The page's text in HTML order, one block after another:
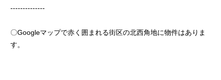
--------------
〇Googleマップで赤く囲まれる街区の北西角地に物件はありま
す。